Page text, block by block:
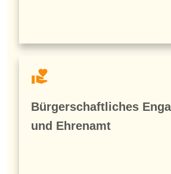
Bürgerschaftliches
und Ehrenamt